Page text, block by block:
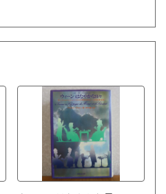
語国文、外国文学、趣味、外